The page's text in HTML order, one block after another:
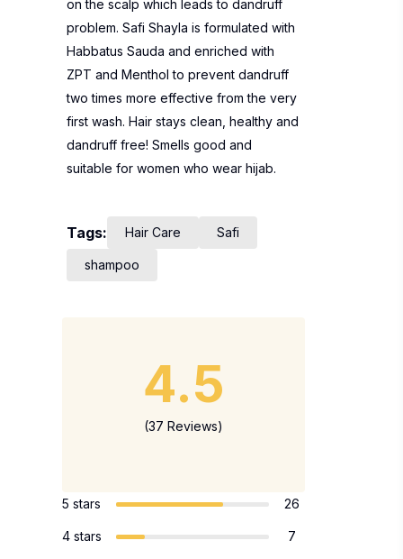
on the scalp which leads to dandruff
problem. Safi Shayla is formulated with
Habbatus Sauda and enriched with
ZPT and Menthol to prevent dandruff
two times more effective from the very
first wash. Hair stays clean, healthy and
dandruff free! Smells good and
suitable for women who wear hijab.
Tags: Hair Care Safi
shampoo
4.5
(37 Reviews)
5 stars 26
4 stars 7